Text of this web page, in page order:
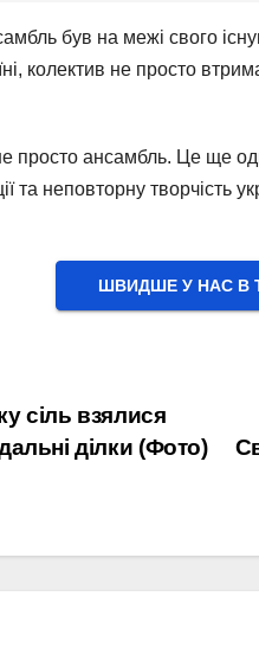
був на межі свого
колектив не просто
просто ансамбль. Це ще
та неповторну творчість
ШВИДШЕ У НАС В
сіль взялися
ділки (Фото)